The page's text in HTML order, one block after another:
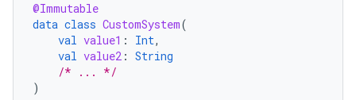
@Immutable
data class CustomSystem(
val value1 : Int,
val value2 : String
/* ... */
)